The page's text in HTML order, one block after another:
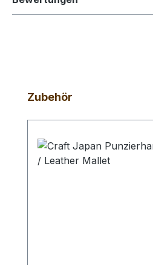
Produktgalerie überspringen
Zubehör